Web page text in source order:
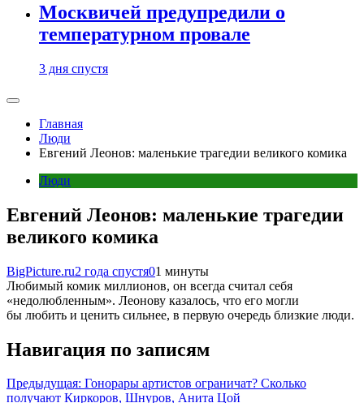
Москвичей предупредили о
температурном провале
3 дня спустя
Главная
Люди
Евгений Леонов: маленькие трагедии великого комика
Люди
Евгений Леонов: маленькие трагедии
великого комика
BigPicture.ru2 года спустя01 минуты
Любимый комик миллионов, он всегда считал себя
«недолюбленным». Леонову казалось, что его могли
бы любить и ценить сильнее, в первую очередь близкие люди.
Навигация по записям
Предыдущая: Гонорары артистов ограничат? Сколько
получают Киркоров, Шнуров, Анита Цой